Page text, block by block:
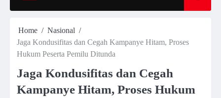
Home
Nasional
Jaga Kondusifitas dan Cegah Kampanye Hitam, Proses
Hukum Peserta Pemilu Ditunda
Jaga Kondusifitas dan Cegah
Kampanye Hitam, Proses Hukum